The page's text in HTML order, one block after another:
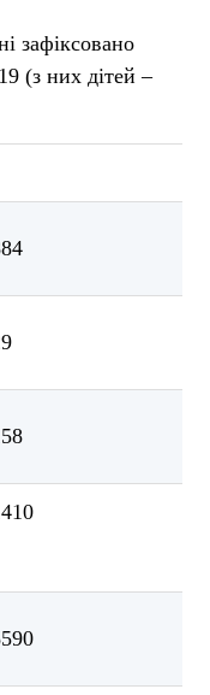
зафіксовано
(з них дітей –